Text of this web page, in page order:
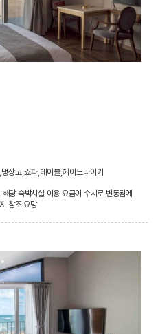
장고,쇼파,테이블,헤어드라이기
당 숙박시설 이용 요금이 수시로 변동됨에
참조 요망